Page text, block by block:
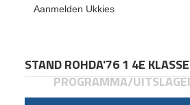
Aanmelden Ukkies
STAND ROHDA'76 1 4E KLASSE
PROGRAMMA/